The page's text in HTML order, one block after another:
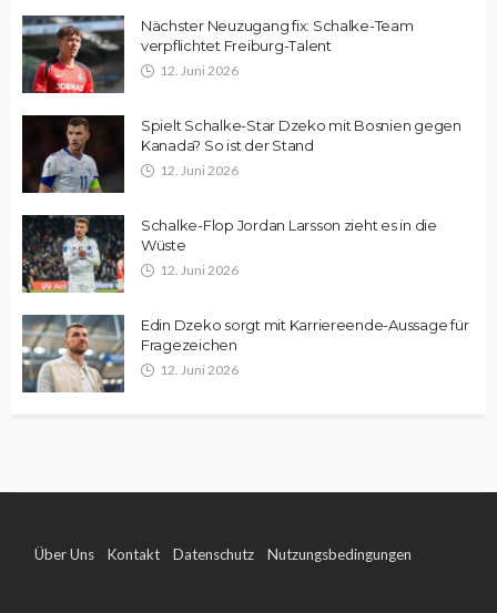
Nächster Neuzugang fix: Schalke-Team
verpflichtet Freiburg-Talent
12. Juni 2026
Spielt Schalke-Star Dzeko mit Bosnien gegen
Kanada? So ist der Stand
12. Juni 2026
Schalke-Flop Jordan Larsson zieht es in die
Wüste
12. Juni 2026
Edin Dzeko sorgt mit Karriereende-Aussage für
Fragezeichen
12. Juni 2026
Über Uns Kontakt Datenschutz Nutzungsbedingungen